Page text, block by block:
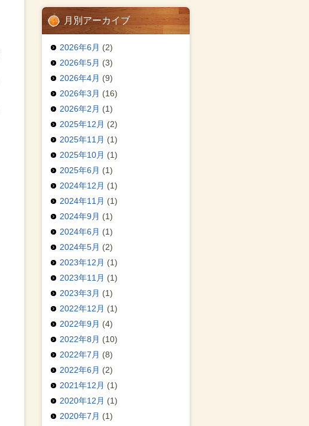
月別アーカイブ
2026年6月 (2)
2026年5月 (3)
2026年4月 (9)
2026年3月 (16)
2026年2月 (1)
2025年12月 (2)
2025年11月 (1)
2025年10月 (1)
2025年6月 (1)
2024年12月 (1)
2024年11月 (1)
2024年9月 (1)
2024年6月 (1)
2024年5月 (2)
2023年12月 (1)
2023年11月 (1)
2023年3月 (1)
2022年12月 (1)
2022年9月 (4)
2022年8月 (10)
2022年7月 (8)
2022年6月 (2)
2021年12月 (1)
2020年12月 (1)
2020年7月 (1)